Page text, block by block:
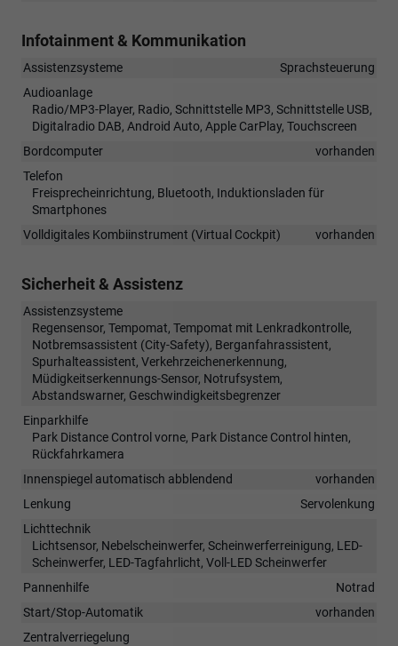
Infotainment & Kommunikation
Assistenzsysteme
Sprachsteuerung
Audioanlage
Radio/MP3-Player, Radio, Schnittstelle MP3, Schnittstelle USB,
Digitalradio DAB, Android Auto, Apple CarPlay, Touchscreen
Bordcomputer
vorhanden
Telefon
Freisprecheinrichtung, Bluetooth, Induktionsladen für
Smartphones
Volldigitales Kombiinstrument (Virtual Cockpit)
vorhanden
Sicherheit & Assistenz
Assistenzsysteme
Regensensor, Tempomat, Tempomat mit Lenkradkontrolle,
Notbremsassistent (City-Safety), Berganfahrassistent,
Spurhalteassistent, Verkehrzeichenerkennung,
Müdigkeitserkennungs-Sensor, Notrufsystem,
Abstandswarner, Geschwindigkeitsbegrenzer
Einparkhilfe
Park Distance Control vorne, Park Distance Control hinten,
Rückfahrkamera
Innenspiegel automatisch abblendend
vorhanden
Lenkung
Servolenkung
Lichttechnik
Lichtsensor, Nebelscheinwerfer, Scheinwerferreinigung, LED-
Scheinwerfer, LED-Tagfahrlicht, Voll-LED Scheinwerfer
Pannenhilfe
Notrad
Start/Stop-Automatik
vorhanden
Zentralverriegelung